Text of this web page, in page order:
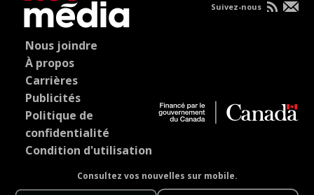
Nous joindre
À propos
Carrières
Publicités
Politique de
confidentialité
Condition d'utilisation
Consultez vos nouvelles sur mobile.
Suivez-nous